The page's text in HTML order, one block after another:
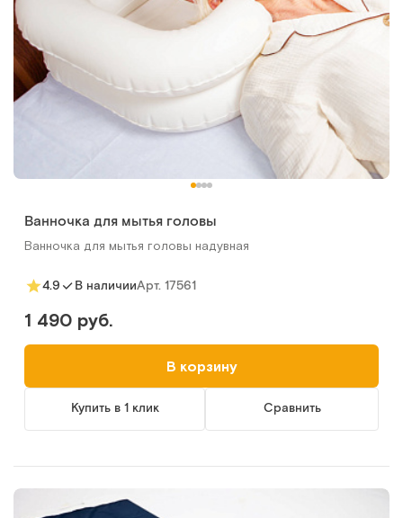
Ванночка для мытья головы
Ванночка для мытья головы надувная
4.9 В наличииАрт. 17561
1 490 руб.
В корзину
Купить в 1 клик Сравнить